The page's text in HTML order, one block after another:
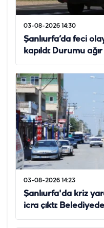
03-08-2026 14:30
Şanlıurfa’da feci
kapıldı: Durumu ağır
03-08-2026 14:23
Şanlıurfa'da kriz
icra çıktı: